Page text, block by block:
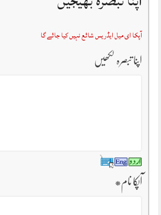
آپکا ای میل ایڈریس شائع نہیں کیا جائے گا
اپنا تبصرہ لکھیں
آپکا نام*